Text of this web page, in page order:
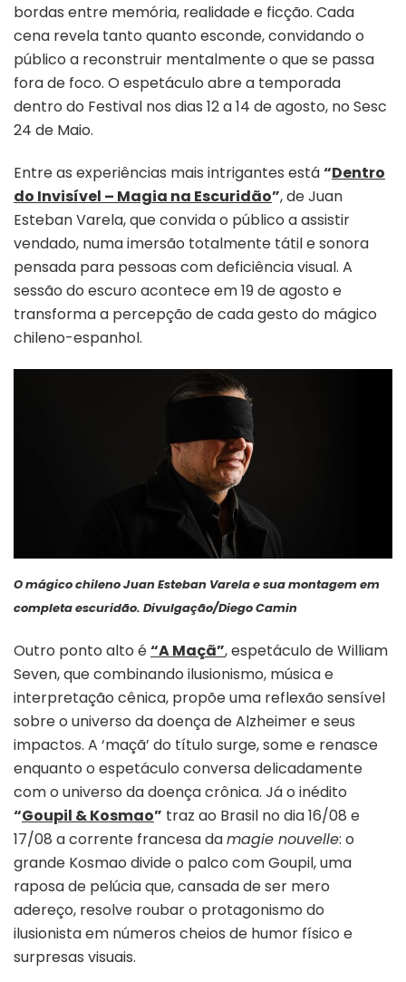
bordas entre memória, realidade e ficção. Cada
cena revela tanto quanto esconde, convidando o
público a reconstruir mentalmente o que se passa
fora de foco. O espetáculo abre a temporada
dentro do Festival nos dias 12 a 14 de agosto, no Sesc
24 de Maio.
Entre as experiências mais intrigantes está“Dentro
do Invisível – Magia na Escuridão”, de Juan
Esteban Varela, que convida o público a assistir
vendado, numa imersão totalmente tátil e sonora
pensada para pessoas com deficiência visual. A
sessão do escuro acontece em 19 de agosto e
transforma a percepção de cada gesto do mágico
chileno-espanhol.
O mágico chileno Juan Esteban Varela e sua montagem em
completa escuridão. Divulgação/Diego Camin
Outro ponto alto é“A Maçã”, espetáculo de William
Seven, que combinando ilusionismo, música e
interpretação cênica, propõe uma reflexão sensível
sobre o universo da doença de Alzheimer e seus
impactos. A ‘maçã’ do título surge, some e renasce
enquanto o espetáculo conversa delicadamente
com o universo da doença crônica. Já o inédito
“Goupil & Kosmao” traz ao Brasil no dia 16/08 e
17/08 a corrente francesa damagie nouvelle: o
grande Kosmao divide o palco com Goupil, uma
raposa de pelúcia que, cansada de ser mero
adereço, resolve roubar o protagonismo do
ilusionista em números cheios de humor físico e
surpresas visuais.